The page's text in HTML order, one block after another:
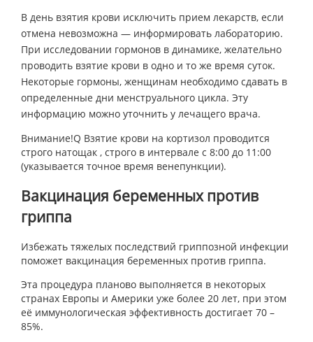
В день взятия крови исключить прием лекарств, если
отмена невозможна — информировать лабораторию.
При исследовании гормонов в динамике, желательно
проводить взятие крови в одно и то же время суток.
Некоторые гормоны, женщинам необходимо сдавать в
определенные дни менструального цикла. Эту
информацию можно уточнить у лечащего врача.
Внимание!Q Взятие крови на кортизол проводится
строго натощак , строго в интервале с 8:00 до 11:00
(указывается точное время венепункции).
Вакцинация беременных против
гриппа
Избежать тяжелых последствий гриппозной инфекции
поможет вакцинация беременных против гриппа.
Эта процедура планово выполняется в некоторых
странах Европы и Америки уже более 20 лет, при этом
её иммунологическая эффективность достигает 70 –
85%.